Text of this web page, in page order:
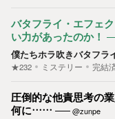
バタフライ・エフェ
い力があったのか！
僕たちホラ吹きバタフラ
★232 ミステリー 完結
圧倒的な他責思考の
何に……
@zunpe